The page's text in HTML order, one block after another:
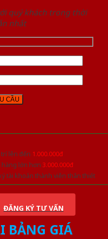
quý khách trong thời
nhất
lên đến 1.000.000đ
hàng lớn hơn 3.000.000đ
tài khoản thành viên thân thiết
ĐĂNG KÝ TƯ VẤN
BẢNG GIÁ